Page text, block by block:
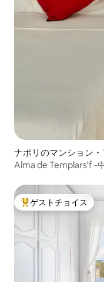
ナポリのマンション・
Alma de Templars'f -
大好評のゲストチョイ
ゲストチョイス